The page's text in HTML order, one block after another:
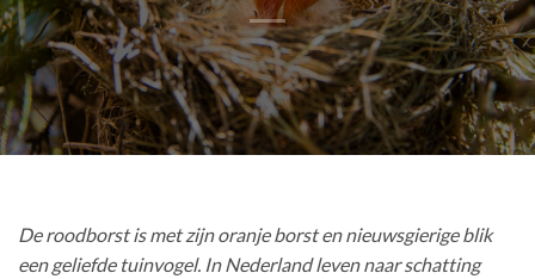
De roodborst is met zijn oranje borst en nieuwsgierige blik
een geliefde tuinvogel. In Nederland leven naar schatting